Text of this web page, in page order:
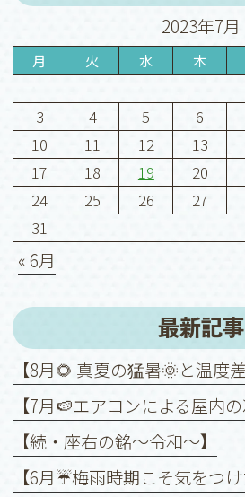
2023年7月
月 火 水 木
3
4 5 6
10
11 12 13
17
18 19 20
24
25 26 27
31
« 6月
最新記事
【続・座右の銘〜令和〜】